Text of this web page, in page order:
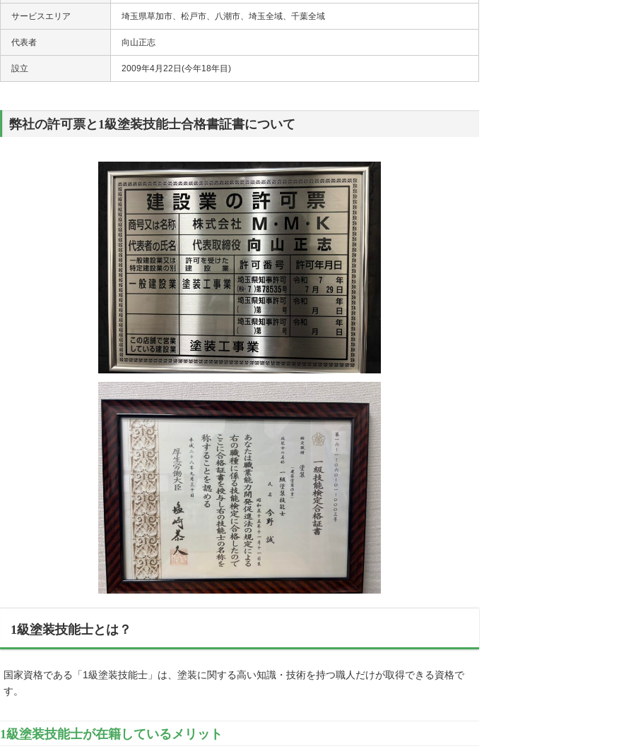
サービスエリア 埼玉県草加市、松戸市、八潮市、埼玉全域、千葉全域
代表者 向山正志
設立 2009年4月22日(今年18年目)
弊社の許可票と1級塗装技能士合格書証書について
1級塗装技能士とは？
国家資格である「1級塗装技能士」は、塗装に関する高い知識・技術を持つ職人だけが取得できる資格で
す。
1級塗装技能士が在籍しているメリット